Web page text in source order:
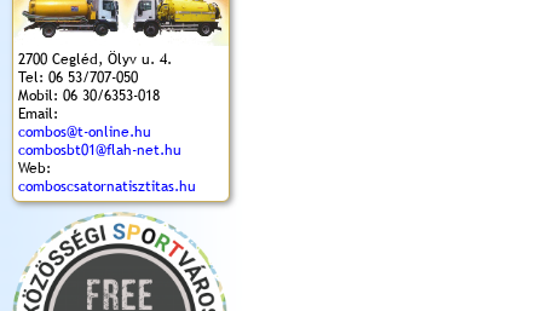
2700 Cegléd, Ölyv u. 4.
Tel: 06 53/707-050
Mobil: 06 30/6353-018
Email:
combos@t-online.hu
combosbt01@flah-net.hu
Web:
comboscsatornatisztitas.hu